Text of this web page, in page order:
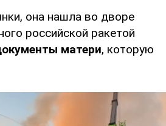
она нашла во дворе
российской ракетой
матери, которую